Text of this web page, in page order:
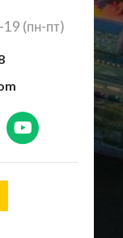
(пн-пт)